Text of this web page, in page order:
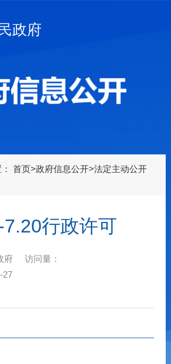
政府
首页>政府信息公开>法定主动公开
行政许可
府
访问量：
27